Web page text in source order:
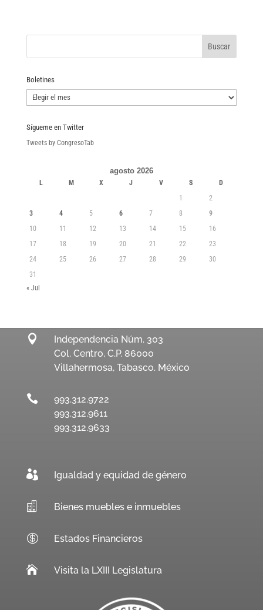
Boletines
Boletines
Sígueme en Twitter
Tweets by CongresoTab
agosto 2026
L M X J V S
D
1
2
3
4 5 6 7 8
9
10
11 12 13 14 15
16
17
18 19 20 21 22
23
24
25 26 27 28 29
30
31
« Jul

Independencia Núm. 303
Col. Centro, C.P. 86000
Villahermosa, Tabasco. México

993.312.9722
993.312.9611
993.312.9633
 Igualdad y equidad de género
 Bienes muebles e inmuebles
 Estados Financieros
 Visita la LXIII Legislatura